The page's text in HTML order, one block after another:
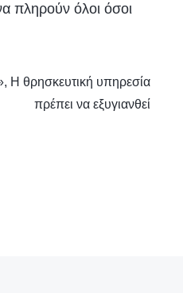
πληρούν όλοι όσοι
Η θρησκευτική υπηρεσία
πρέπει να εξυγιανθεί